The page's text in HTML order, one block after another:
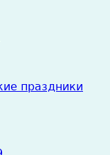
праздники